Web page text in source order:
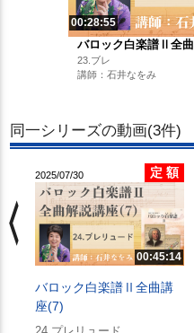
00:28:55
バロック白楽譜Ⅱ全
23.ブレ
講師：石井なをみ
同一シリーズの動画(3件)
2025/07/30 定 額
00:45:14
バロック白楽譜Ⅱ全曲講
座(7)
chevron_left